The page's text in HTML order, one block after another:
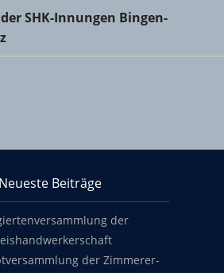
SHK-Innungen Bingen-Ingelheim
SHK-Innungen Bingen-
Neueste Beiträge
der
der Zimmerer-